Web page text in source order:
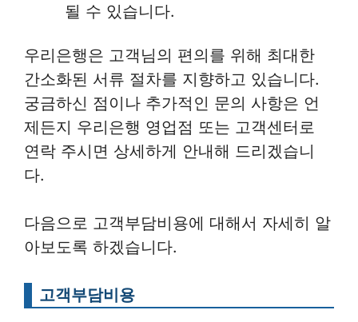
될 수 있습니다.
우리은행은 고객님의 편의를 위해 최대한
간소화된 서류 절차를 지향하고 있습니다.
궁금하신 점이나 추가적인 문의 사항은 언
제든지 우리은행 영업점 또는 고객센터로
연락 주시면 상세하게 안내해 드리겠습니
다.
다음으로 고객부담비용에 대해서 자세히 알
아보도록 하겠습니다.
고객부담비용